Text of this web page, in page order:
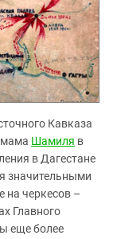
Кавказа
Шамиля в
в Дагестане
значительными
на черкесов –
Главного
еще более